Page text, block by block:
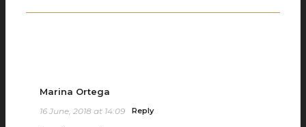
Marina Ortega
16 June, 2018 at 14:09 Reply